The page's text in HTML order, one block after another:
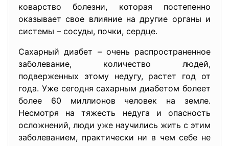
коварство болезни, которая постепенно
оказывает свое влияние на другие органы и
системы – сосуды, почки, сердце.
Сахарный диабет – очень распространенное
заболевание, количество людей,
подверженных этому недугу, растет год от
года. Уже сегодня сахарным диабетом болеет
более 60 миллионов человек на земле.
Несмотря на тяжесть недуга и опасность
осложнений, люди уже научились жить с этим
заболеванием, практически ни в чем себе не